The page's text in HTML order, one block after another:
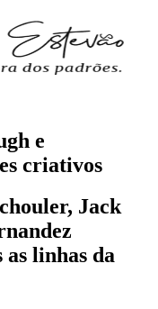
e
criativos
Jack
as linhas da